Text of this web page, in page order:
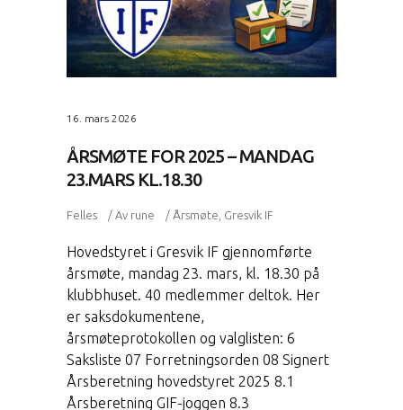
16. mars 2026
ÅRSMØTE FOR 2025 – MANDAG
23.MARS KL.18.30
Felles Av rune Årsmøte Gresvik IF
Hovedstyret i Gresvik IF gjennomførte
årsmøte, mandag 23. mars, kl. 18.30 på
klubbhuset. 40 medlemmer deltok. Her
er saksdokumentene,
årsmøteprotokollen og valglisten: 6
Saksliste 07 Forretningsorden 08 Signert
Årsberetning hovedstyret 2025 8.1
Årsberetning GIF-joggen 8.3